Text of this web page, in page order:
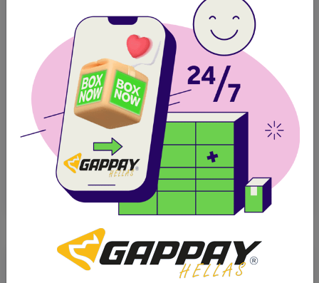
διαμέτρου 5cm με
σκοινί 50cm
Άμεση
Αποστολή
Πανελλαδικά
Δωρεάν
Παραλαβή από
BOX NOW
12.21€
Trixie Dental Fun
Μπάλα Παιχνίδι
Σκύλου 7εκ. Πράσινη
Άμεση
Αποστολή
Πανελλαδικά
Δωρεάν
Παραλαβή από
BOX NOW
5.50€
Διαθέσιμο